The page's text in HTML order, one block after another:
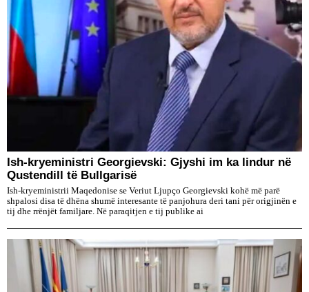
Ish-kryeministri Georgievski: Gjyshi im ka lindur në
Qustendill të Bullgarisë
Ish-kryeministrii Maqedonise se Veriut Ljupço Georgievski kohë më parë
shpalosi disa të dhëna shumë interesante të panjohura deri tani për origjinën e
tij dhe rrënjët familjare. Në paraqitjen e tij publike ai